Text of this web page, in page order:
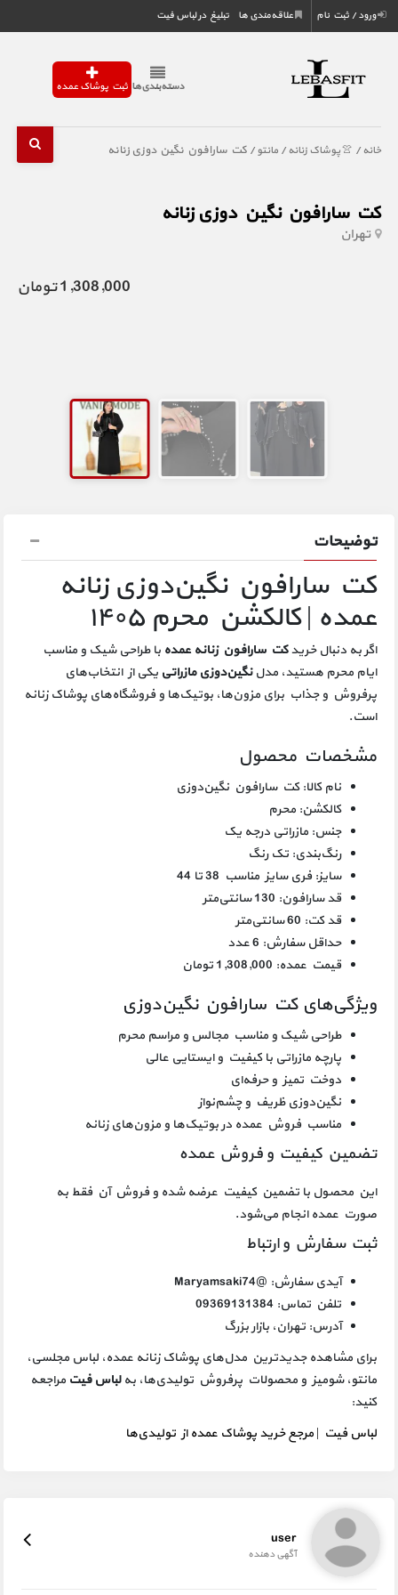
ورود / ثبت نام علاقه‌مندی ها تبلیغ در لباس فیت
دسته‌بندی‌ها ثبت پوشاک عمده
خانه / 👚 پوشاک زنانه /مانتو/ کت سارافون نگین دوزی زنانه
کت سارافون نگین دوزی زنانه
تهران
1,308,000 تومان
توضیحات
کت سارافون نگین‌دوزی زنانه
عمده | کالکشن محرم ۱۴۰۵
اگر به دنبال خریدکت سارافون زنانه عمده با طراحی شیک و مناسب
ایام محرم هستید، مدلنگین‌دوزی مازراتی یکی از انتخاب‌های
پرفروش و جذاب برای مزون‌ها، بوتیک‌ها و فروشگاه‌های پوشاک زنانه
است.
مشخصات محصول
نام کالا: کت سارافون نگین‌دوزی
کالکشن: محرم
جنس: مازراتی درجه یک
رنگ‌بندی: تک رنگ
سایز: فری سایز مناسب 38 تا 44
قد سارافون: 130 سانتی‌متر
قد کت: 60 سانتی‌متر
حداقل سفارش: 6 عدد
قیمت عمده: 1,308,000 تومان
ویژگی‌های کت سارافون نگین‌دوزی
طراحی شیک و مناسب مجالس و مراسم محرم
پارچه مازراتی با کیفیت و ایستایی عالی
دوخت تمیز و حرفه‌ای
نگین‌دوزی ظریف و چشم‌نواز
مناسب فروش عمده در بوتیک‌ها و مزون‌های زنانه
تضمین کیفیت و فروش عمده
این محصول با تضمین کیفیت عرضه شده و فروش آن فقط به
صورت عمده انجام می‌شود.
ثبت سفارش و ارتباط
آیدی سفارش: @Maryamsaki74
تلفن تماس: 09369131384
آدرس: تهران، بازار بزرگ
برای مشاهده جدیدترین مدل‌های پوشاک زنانه عمده، لباس مجلسی،
مانتو، شومیز و محصولات پرفروش تولیدی‌ها، بهلباس فیت مراجعه
کنید:
لباس فیت | مرجع خرید پوشاک عمده از تولیدی‌ها
user
آگهی دهنده